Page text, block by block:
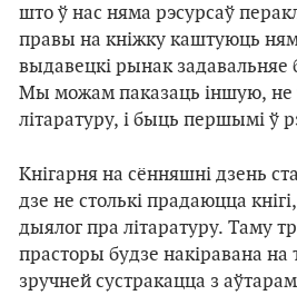
што ў нас няма рэсурсаў
правы на кніжку каштуюць
выдавецкі рынак задавальняе
Мы можам паказаць іншую, не
літаратуру, і быць першымі ў
Кнігарня на сённяшні дзень
дзе не столькі прадаюцца
дыялог пра літаратуру. Таму
прасторы будзе накіравана на
зручней сустракацца з